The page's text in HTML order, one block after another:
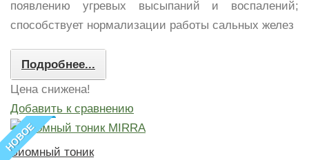
появлению угревых высыпаний и воспалений;
способствует нормализации работы сальных желез
Подробнее...
Цена снижена!
Добавить к сравнению
НОВОЕ
Биомный тоник